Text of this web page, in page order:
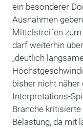
ein besonderer
Ausnahmen
Mittelstreifen zum
darf weiterhin
„deutlich
bisher nicht näher
Interpretations-
Branche
Belastung, da mit